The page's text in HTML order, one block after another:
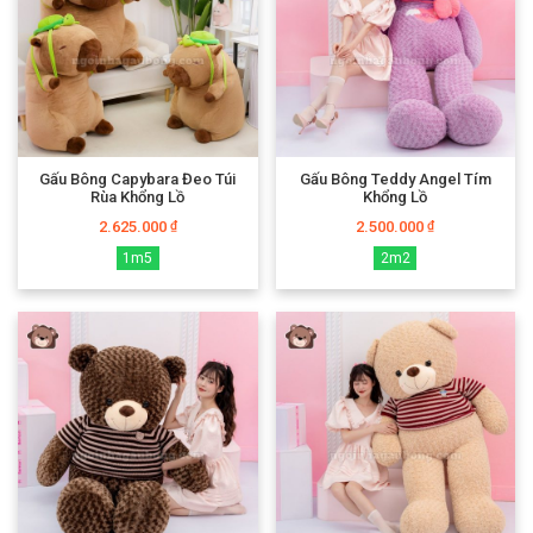
Thú bông Hàn Quốc, Anh, Mỹ được sản xuất trên dây chuyền công nghệ
hiện đại, nguyên liệu cao cấp. Nên chất lượng được đảm bảo và tạo cảm
giác thoải mái cho người tiêu dùng.
Chúng cũng có mẫu mã đẹp, đa dạng về chủng loại nên được rất nhiều
người yêu thích. Tuy nhiên vì có giá thành tương đối cao, nên không phải
gia đình nào cũng có thể mua mặt hàng này về cho con chơi.
Gấu Bông Capybara Đeo Túi
Rùa Khổng Lồ
2.625.000 ₫
1m5
Gấu Bông Teddy Angel Tím
Khổng Lồ
2.500.000₫
2m2